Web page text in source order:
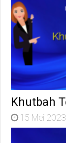
Khutbah
15 Mei 2023